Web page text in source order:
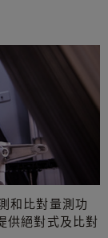
和比對量測功
供絕對式及比對